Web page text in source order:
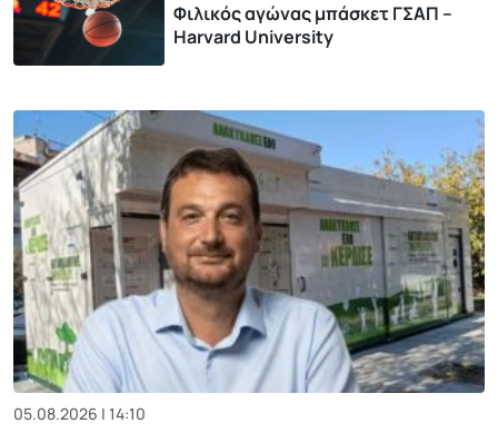
Φιλικός αγώνας μπάσκετ ΓΣΑΠ –
Harvard University
05.08.2026 | 14:10